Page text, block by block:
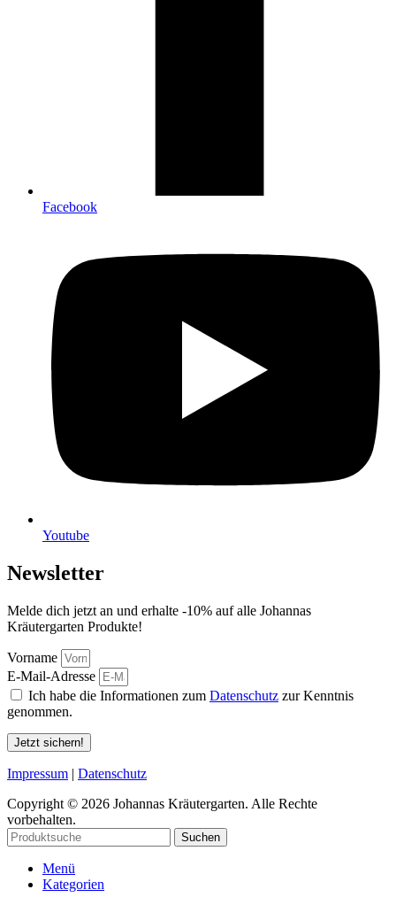
Facebook
Youtube
Newsletter
Melde dich jetzt an und erhalte -10% auf alle Johannas
Kräutergarten Produkte!
Vorname
E-Mail-Adresse
Ich habe die Informationen zum Datenschutz zur Kenntnis
genommen.
Jetzt sichern!
Impressum | Datenschutz
Copyright © 2026 Johannas Kräutergarten. Alle Rechte
vorbehalten.
Suchen
Menü
Kategorien